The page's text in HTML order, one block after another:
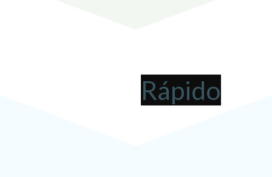
pode ser !